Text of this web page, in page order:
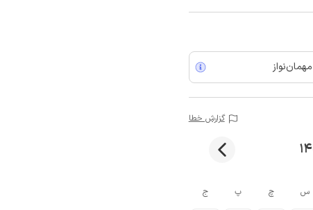
مهمان‌نواز
گزارش خطا
س چ پ ج